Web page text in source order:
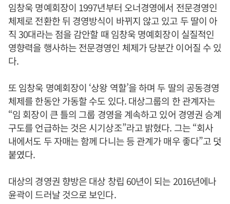
임창욱 명예회장이 1997년부터 오너경영에서 전문경영인
체제로 전환한 뒤 경영방식이 바뀌지 않고 있고 두 딸이 아
직 30대라는 점을 감안할 때 임창욱 명예회장이 실질적인
영향력을 행사하는 전문경영인 체제가 당분간 이어질 수 있
다.
또 임창욱 명예회장이 ‘상왕 역할’을 하며 두 딸의 공동경영
체제를 한동안 가동할 수도 있다. 대상그룹의 한 관계자는
“임 회장이 큰 틀의 그룹 경영을 계속하고 있어 경영권 승계
구도를 언급하는 것은 시기상조”라고 밝혔다. 그는 “회사
내에서도 두 자매는 함께 다니는 등 관계가 매우 좋다”고 덧
붙였다.
대상의 경영권 향방은 대상 창립 60년이 되는 2016년에나
윤곽이 드러날 것으로 보인다.